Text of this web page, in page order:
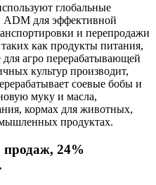
глобальные
ADM для эффективной
и перепродажи
как продукты питания,
агро перерабатывающей
культур производит,
соевые бобы и
муку и масла,
кормах для животных,
продуктах.
24%